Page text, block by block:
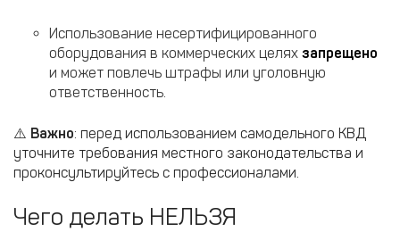
Использование несертифицированного
оборудования в коммерческих целях запрещено
и может повлечь штрафы или уголовную
ответственность.
⚠️ Важно: перед использованием самодельного КВД
уточните требования местного законодательства и
проконсультируйтесь с профессионалами.
Чего делать НЕЛЬЗЯ